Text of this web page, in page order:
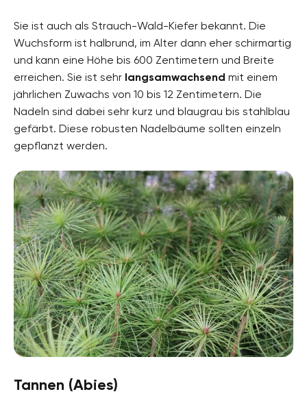
Sie ist auch als Strauch-Wald-Kiefer bekannt. Die
Wuchsform ist halbrund, im Alter dann eher schirmartig
und kann eine Höhe bis 600 Zentimetern und Breite
erreichen. Sie ist sehr langsamwachsend mit einem
jährlichen Zuwachs von 10 bis 12 Zentimetern. Die
Nadeln sind dabei sehr kurz und blaugrau bis stahlblau
gefärbt. Diese robusten Nadelbäume sollten einzeln
gepflanzt werden.
Tannen (Abies)